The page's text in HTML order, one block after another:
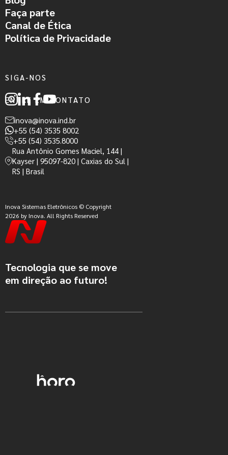
Tecnologia que se move
em direção ao futuro!
ENTRE EM CONTATO
inova@inova.ind.br
+55 (54) 3535 8002
+55 (54) 3535.8000
Rua Antônio Gomes Maciel, 144 |
Kayser | 95097-820 | Caxias do Sul |
RS | Brasil
Inova Sistemas Eletrônicos © Copyright
2026 by Inova. All Rights Reserved
Faça parte
Canal de Ética
Política de Privacidade
SIGA-NOS